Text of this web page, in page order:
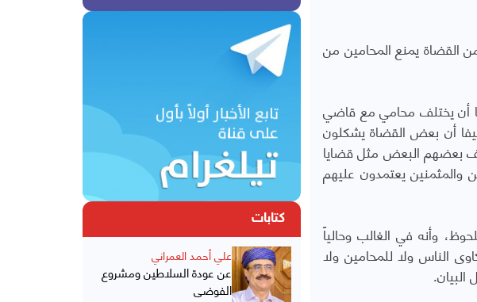
القضاة يمنع المحامين من
ما أن يختلف محامي مع قاضي
أن بعض القضاة يشكلون
بعضهم البعض مثل قضايا
والمثمنين يعتمدون عليهم
وأنه في الغالب وحالياً
اهتمام لشكاوى الناس ولا للمحامين ولا
كتابات
علي أحمد العمراني
عن عودة السلاطين ومشروع
الفوضى